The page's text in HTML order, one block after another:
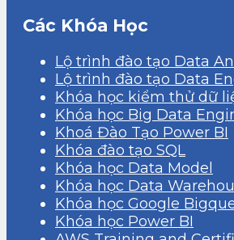
Các Khóa Học
Lộ trình đào tạo Data
Lộ trình đào tạo Data
Khóa học kiểm thử dữ
Khóa học Big Data
Khoá Đào Tạo Power BI
Khóa đào tạo SQL
Khóa học Data Model
Khóa học Data
Khóa học Google
Khóa học Power BI